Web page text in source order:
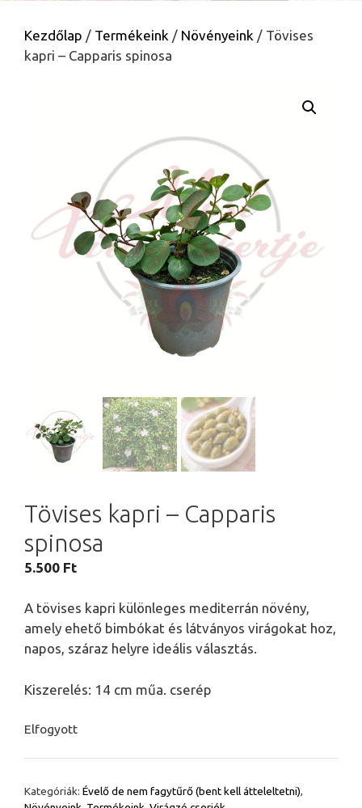
Kezdőlap / Termékeink / Növényeink / Tövises
kapri – Capparis spinosa
Tövises kapri – Capparis
spinosa
5.500 Ft
A tövises kapri különleges mediterrán növény,
amely ehető bimbókat és látványos virágokat hoz,
napos, száraz helyre ideális választás.
Kiszerelés: 14 cm műa. cserép
Elfogyott
Kategóriák: Évelő de nem fagytűrő (bent kell átteleltetni),